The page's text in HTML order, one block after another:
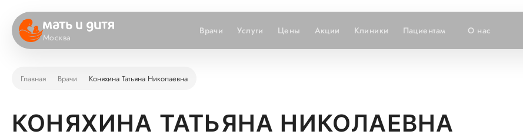
Москва
Врачи Услуги Цены Акции Клиники Пациентам О нас
Главная Врачи Коняхина Татьяна Николаевна
КОНЯХИНА ТАТЬЯНА НИКОЛАЕВНА